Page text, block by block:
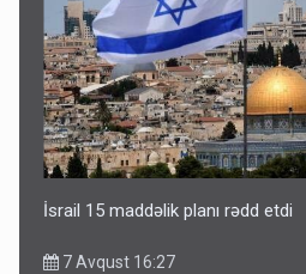
İsrail 15 maddəlik planı rədd etdi
7 Avqust 16:27